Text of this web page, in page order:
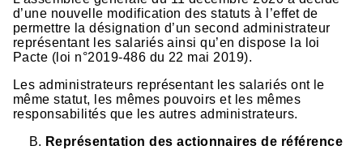
d’une nouvelle modification des statuts à l’effet de
permettre la désignation d’un second administrateur
représentant les salariés ainsi qu’en dispose la loi
Pacte (loi n°2019-486 du 22 mai 2019).
Les administrateurs représentant les salariés ont le
même statut, les mêmes pouvoirs et les mêmes
responsabilités que les autres administrateurs.
Représentation des actionnaires de référence